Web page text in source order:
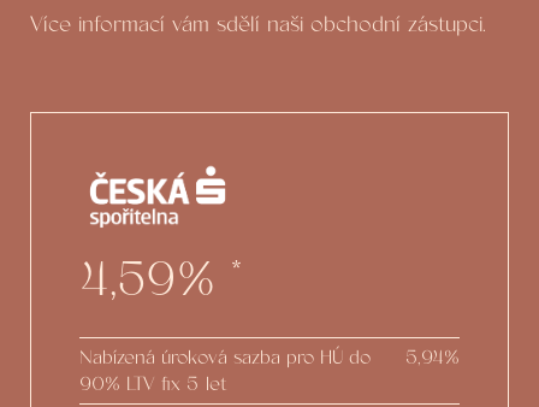
Více informací vám sdělí naši obchodní zástupci.
4,59% *
Nabízená úroková sazba pro HÚ do
90% LTV fix 5 let
5,94%